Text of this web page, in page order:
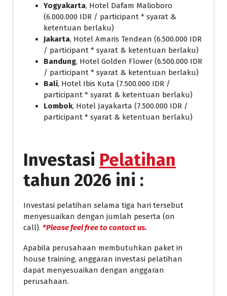
Yogyakarta, Hotel Dafam Malioboro
(6.000.000 IDR / participant * syarat &
ketentuan berlaku)
Jakarta, Hotel Amaris Tendean (6.500.000 IDR
/ participant * syarat & ketentuan berlaku)
Bandung, Hotel Golden Flower (6.500.000 IDR
/ participant * syarat & ketentuan berlaku)
Bali, Hotel Ibis Kuta (7.500.000 IDR /
participant * syarat & ketentuan berlaku)
Lombok, Hotel Jayakarta (7.500.000 IDR /
participant * syarat & ketentuan berlaku)
Investasi Pelatihan
tahun 2026 ini :
Investasi pelatihan selama tiga hari tersebut
menyesuaikan dengan jumlah peserta (on
call). *Please feel free to contact us.
Apabila perusahaan membutuhkan paket in
house training, anggaran investasi pelatihan
dapat menyesuaikan dengan anggaran
perusahaan.